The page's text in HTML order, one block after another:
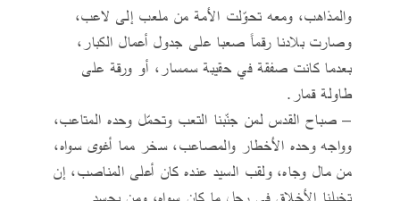
والمذاهب، ومعه تحوّلت الأمة من ملعب إلى لاعب،
وصارت بلادنا رقماً صعبا على جدول أعمال الكبار،
بعدما كانت صفقة في حقيبة سمسار، أو ورقة على
طاولة قمار.
– صباح القدس لمن جنّبنا التعب وتحمّل وحده المتاعب،
وواجه وحده الأخطار والمصاعب، سخر مما أغوى سواه،
من مال وجاه، ولقب السيد عنده كان أعلى المناصب، إن